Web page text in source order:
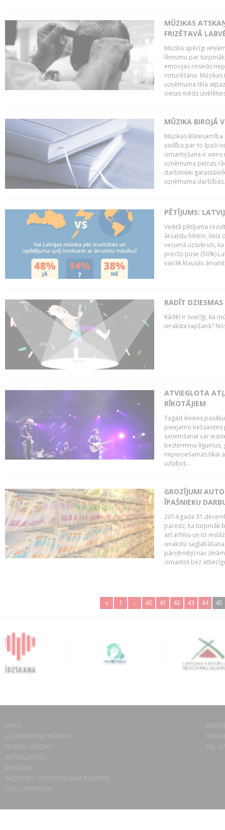
MŪZIKAS
FRIZĒTAVĀ
Mūzika spēcīgi
lēmumu par
emocijas rosinās
noturēšanu.
uzņēmuma tēla
vietas mēdz
MŪZIKA BIROJĀ
Mūzikas
vadība par to īpaši
izmantošana ir
uzņēmuma peļņas
darbinieki
uzņēmuma
PĒTĪJUMS:
Veiktā pētījuma
ārvalstu hitiem, liela
vecumā uzsvēruši,
precīzi puse (50%)
vairāk klausās
RADĪT
Kādēļ ir svarīgi, ka
ieraksta tapšanā?
ATVIEGLOTA
RĪKOTĀJIEM
Tagad ikviens
pieejamo tiešsaistes
saņemšanai var
beztermiņa līgumus,
nepieciešamas tikai
uzlabot...
GROZĪJUMI
ĪPAŠNIEKU
2014.gada
paredz, ka turpmāk
arī arhīvu un to
ierakstu
pārņēmēji) nav
izmantot bez
« 1 .. 40 41 42 43 44 45
LAIPA
ES IZMANTOJU MŪZIKU
ES RADU MŪZIKU
AKTUALITĀTES
KONTAKTI
SĪKDATŅU IZMANTOŠANAS POLITIKA
DATU APSTRĀDE
TEL.